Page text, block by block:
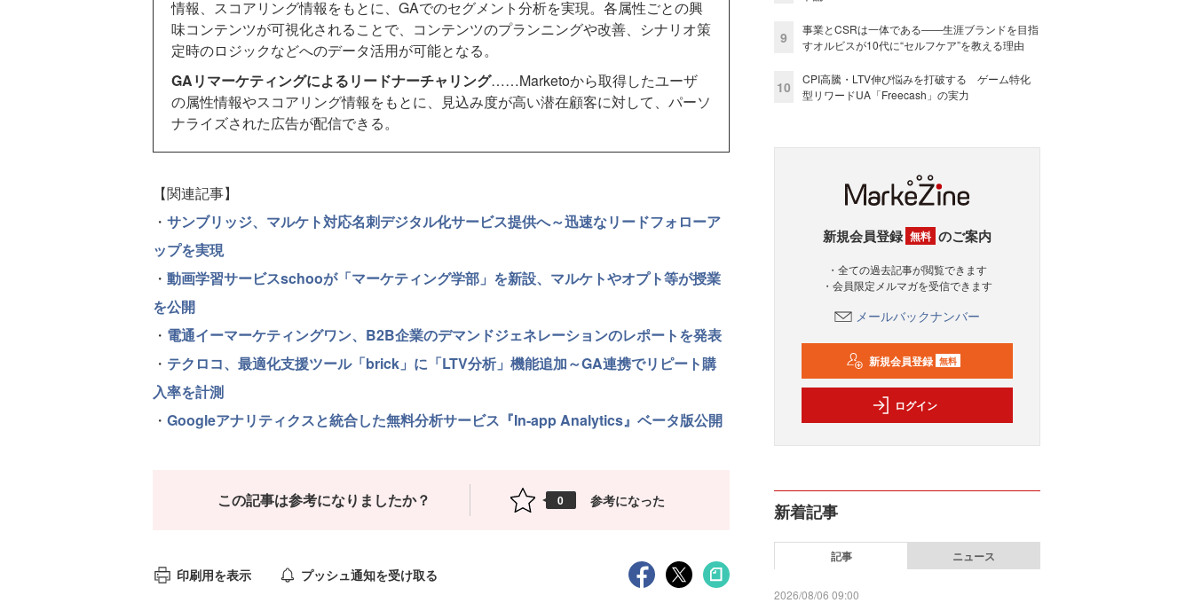
情報、スコアリング情報をもとに、GAでのセグメント分析を実現。各属性ごとの興
味コンテンツが可視化されることで、コンテンツのプランニングや改善、シナリオ策
定時のロジックなどへのデータ活用が可能となる。
GAリマーケティングによるリードナーチャリング……Marketoから取得したユーザ
の属性情報やスコアリング情報をもとに、見込み度が高い潜在顧客に対して、パーソ
ナライズされた広告が配信できる。
【関連記事】
・ サンブリッジ、マルケト対応名刺デジタル化サービス提供へ～迅速なリードフォローア
ップを実現
・ 動画学習サービスschooが「マーケティング学部」を新設、マルケトやオプト等が授業
を公開
・ 電通イーマーケティングワン、B2B企業のデマンドジェネレーションのレポートを発表
・ テクロコ、最適化支援ツール「brick」に「LTV分析」機能追加～GA連携でリピート購
入率を計測
・ Googleアナリティクスと統合した無料分析サービス『In-app Analytics』ベータ版公開
この記事は参考になりましたか？ 0 参考になった
印刷用を表示 プッシュ通知を受け取る
9
事業とCSRは一体である――生涯ブランドを目指
すオルビスが10代に“セルフケア”を教える理由
10
CPI高騰・LTV伸び悩みを打破する ゲーム特化
型リワードUA「Freecash」の実力
新規会員登録 無料 のご案内
・全ての過去記事が閲覧できます
・会員限定メルマガを受信できます
メールバックナンバー
新規会員登録 無料
ログイン
新着記事
記事 ニュース
2026/08/06 09:00